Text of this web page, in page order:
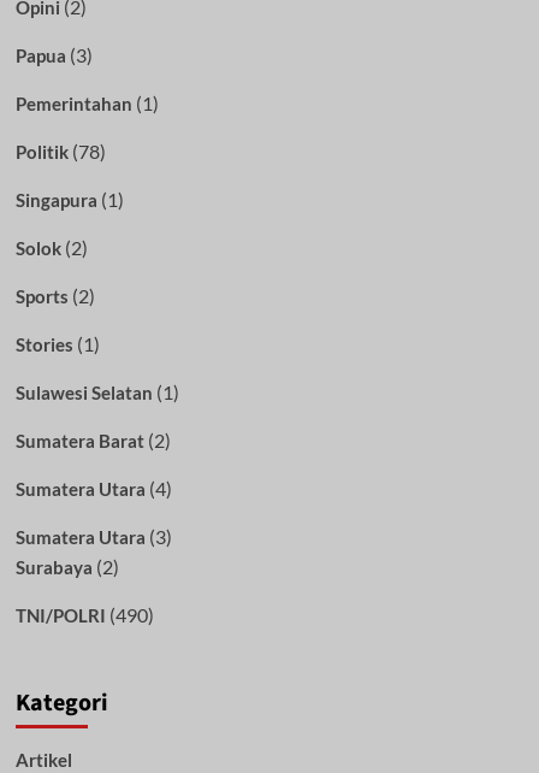
Opini (2)
Papua (3)
Pemerintahan (1)
Politik(78)
Singapura (1)
Solok(2)
Sports (2)
Stories (1)
Sulawesi Selatan (1)
Sumatera Barat(2)
Sumatera Utara (4)
Sumatera Utara (3)
Surabaya (2)
TNI/POLRI (490)
Kategori
Artikel